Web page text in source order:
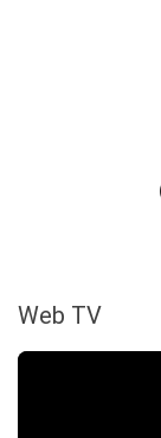
Web TV